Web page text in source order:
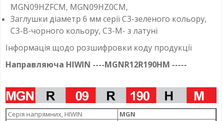
MGN09HZFCM, MGN09HZ0CM,
Заглушки діаметр 6 мм серії C3-зеленого кольору,
C3-B-чорного кольору, C3-M- з латуні
Інформація щодо розшифровки коду продукції
Направляюча HIWIN ----MGNR12R190HM -----
Серія напрямних, HIWIN MGN